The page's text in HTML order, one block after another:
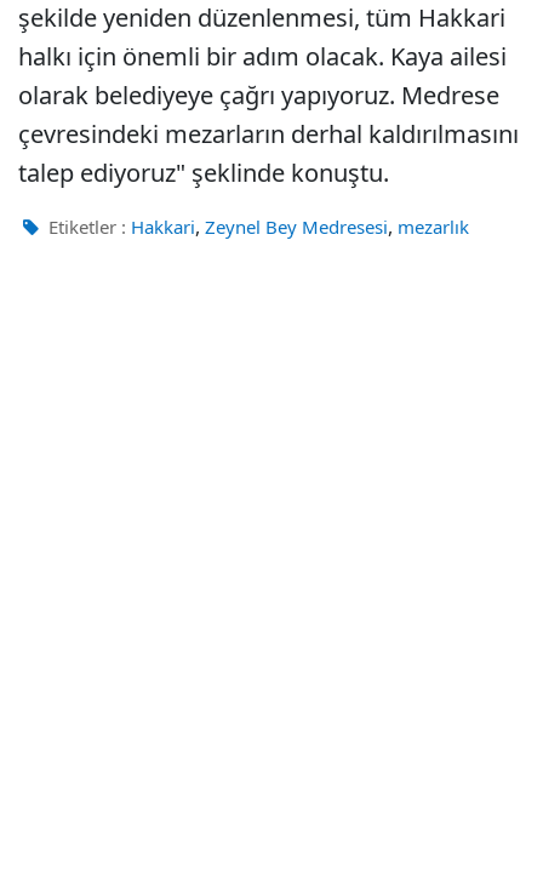
şekilde yeniden düzenlenmesi, tüm Hakkari
halkı için önemli bir adım olacak. Kaya ailesi
olarak belediyeye çağrı yapıyoruz. Medrese
çevresindeki mezarların derhal kaldırılmasını
talep ediyoruz" şeklinde konuştu.
Etiketler : Hakkari, Zeynel Bey Medresesi, mezarlık